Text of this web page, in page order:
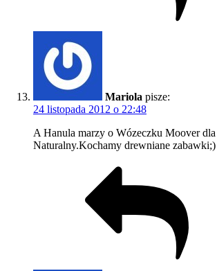
Mariola pisze:
24 listopada 2012 o 22:48
A Hanula marzy o Wózeczku Moover
Naturalny.Kochamy drewniane zabawki;)